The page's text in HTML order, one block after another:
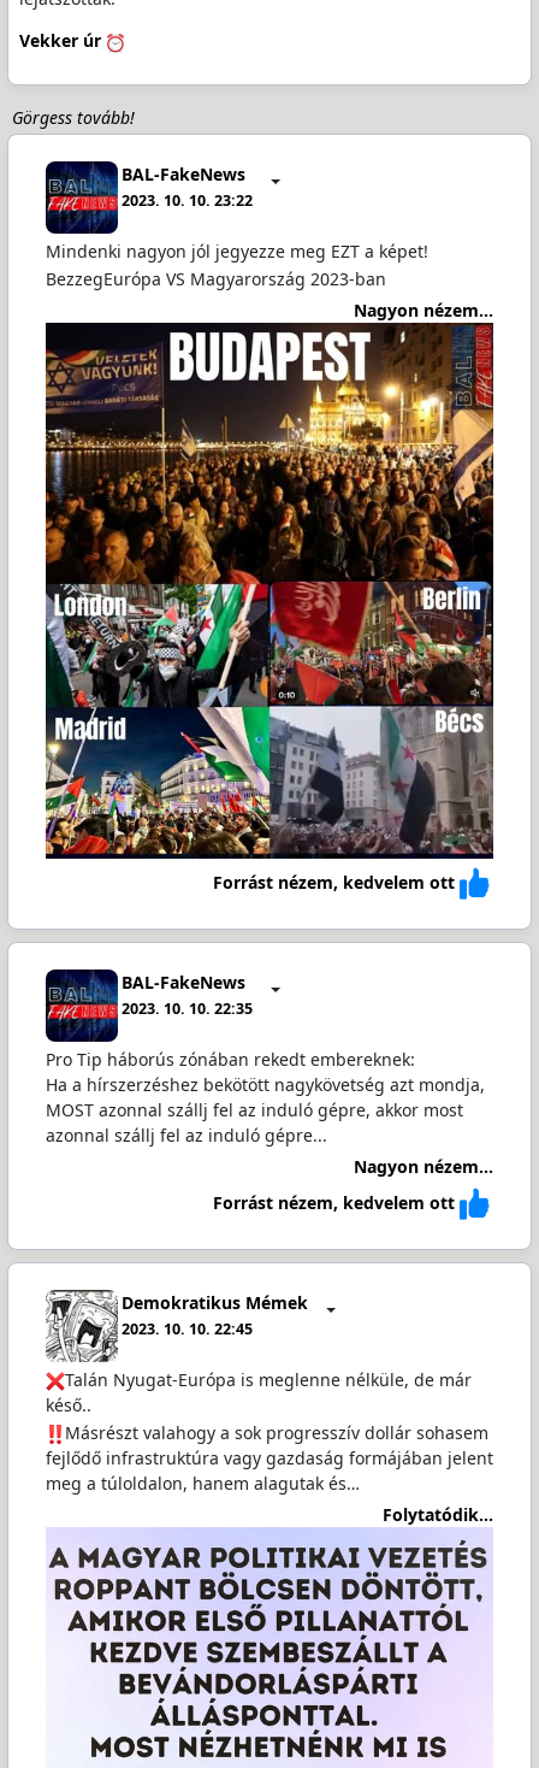
Vekker úr
Görgess tovább!
BAL-FakeNews
2023. 10. 10. 23:22
Mindenki nagyon jól jegyezze meg EZT a képet!
BezzegEurópa VS Magyarország 2023-ban
Nagyon nézem...
Forrást nézem, kedvelem ott
BAL-FakeNews
2023. 10. 10. 22:35
Pro Tip háborús zónában rekedt embereknek:
Ha a hírszerzéshez bekötött nagykövetség azt mondja,
MOST azonnal szállj fel az induló gépre, akkor most
azonnal szállj fel az induló gépre...
Nagyon nézem...
Forrást nézem, kedvelem ott
Demokratikus Mémek
2023. 10. 10. 22:45
Talán Nyugat-Európa is meglenne nélküle, de már
késő..
️Másrészt valahogy a sok progresszív dollár sohasem
fejlődő infrastruktúra vagy gazdaság formájában jelent
meg a túloldalon, hanem alagutak és…
Folytatódik...